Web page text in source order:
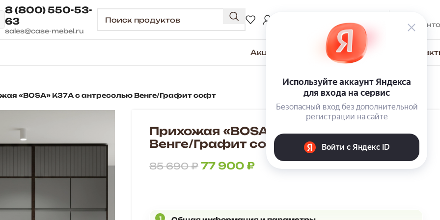
8 (800) 550-53-
63
sales@case-mebel.ru
Акции Для покупателей О компании
«BOSA» К37А с антресолью Венге/Графит софт
Прихожая «BOSA» К37А с антресолью
Венге/Графит софт
85 690₽ 77 900 ₽